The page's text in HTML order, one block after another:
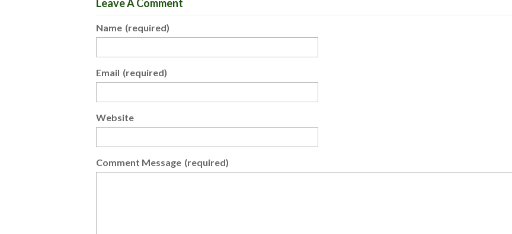
Leave A Comment
Name (required)
Email (required)
Website
Comment Message (required)